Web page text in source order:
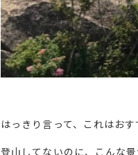
はっきり言って、これはお
登山してないのに、こんな